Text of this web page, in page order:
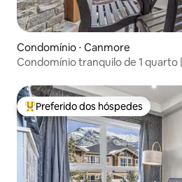
Condomínio ⋅ Canmore
Condomínio tranquilo de 1 quarto
Entre os melhores preferidos dos
Preferido dos hóspedes